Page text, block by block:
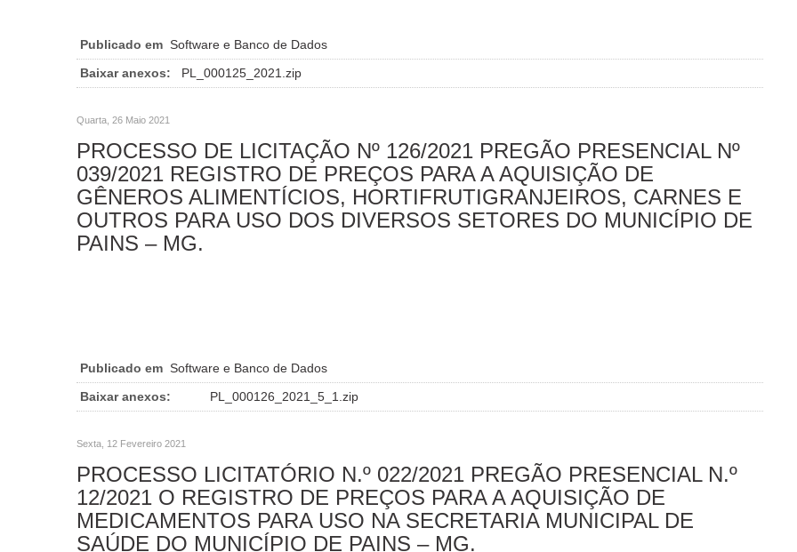
Publicado em Software e Banco de Dados
Baixar anexos:
PL_000125_2021.zip
Quarta, 26 Maio 2021
PROCESSO DE LICITAÇÃO Nº 126/2021 PREGÃO PRESENCIAL Nº
039/2021 REGISTRO DE PREÇOS PARA A AQUISIÇÃO DE
GÊNEROS ALIMENTÍCIOS, HORTIFRUTIGRANJEIROS, CARNES E
OUTROS PARA USO DOS DIVERSOS SETORES DO MUNICÍPIO DE
PAINS – MG.
Publicado em Software e Banco de Dados
Baixar anexos:
PL_000126_2021_5_1.zip
Sexta, 12 Fevereiro 2021
PROCESSO LICITATÓRIO N.º 022/2021 PREGÃO PRESENCIAL N.º
12/2021 O REGISTRO DE PREÇOS PARA A AQUISIÇÃO DE
MEDICAMENTOS PARA USO NA SECRETARIA MUNICIPAL DE
SAÚDE DO MUNICÍPIO DE PAINS – MG.